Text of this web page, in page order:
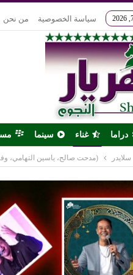
سياسة الخصوصية من نحن
دراما غناء سينما
سلايدر (مدحت صالح، ياسين التهامي،